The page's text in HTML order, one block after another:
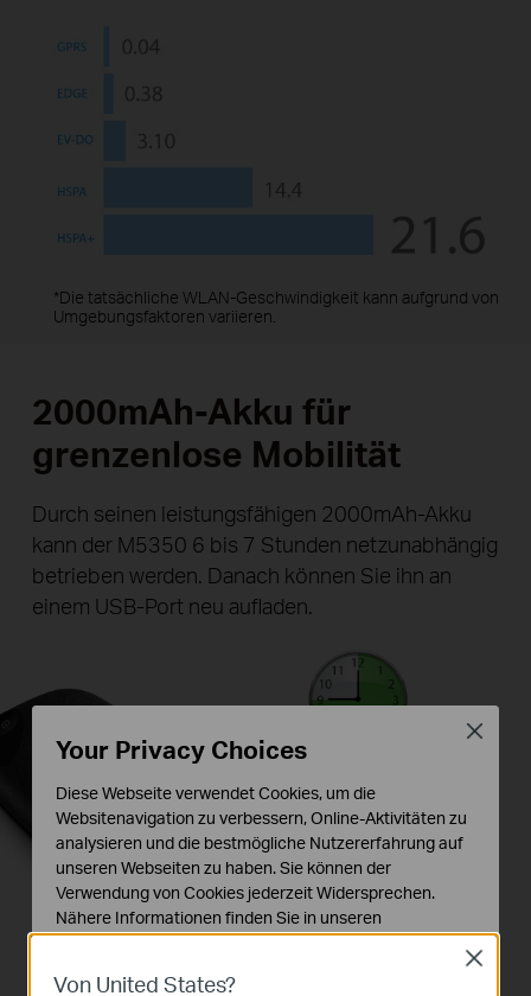
*Die tatsächliche WLAN-Geschwindigkeit kann aufgrund von
Umgebungsfaktoren variieren.
2000mAh-Akku für
grenzenlose Mobilität
Durch seinen leistungsfähigen 2000mAh-Akku
kann der M5350 6 bis 7 Stunden netzunabhängig
betrieben werden. Danach können Sie ihn an
einem USB-Port neu aufladen.
Von United States?
Close
Your Privacy Choices
Diese Webseite verwendet Cookies, um die
Websitenavigation zu verbessern, Online-Aktivitäten zu
analysieren und die bestmögliche Nutzererfahrung auf
unseren Webseiten zu haben. Sie können der
Verwendung von Cookies jederzeit Widersprechen.
Nähere Informationen finden Sie in unseren
Datenschutzhinweisen.
Notwendige Cookies
Close